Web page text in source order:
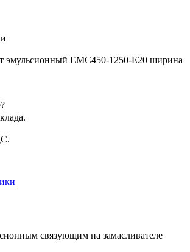
эмульсионный ЕМС450-1250-E20 ширина
связующим на замасливателе